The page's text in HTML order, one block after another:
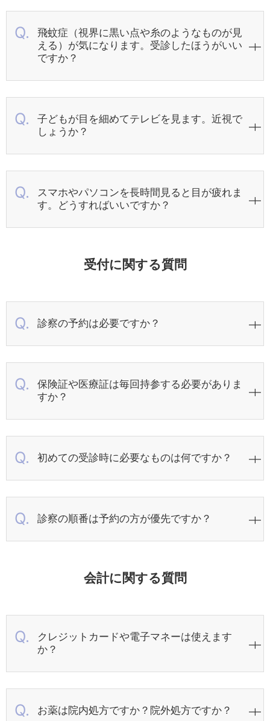
飛蚊症（視界に黒い点や糸のようなものが見
える）が気になります。受診したほうがいい
ですか？
子どもが目を細めてテレビを見ます。近視で
しょうか？
スマホやパソコンを長時間見ると目が疲れま
す。どうすればいいですか？
受付に関する質問
診察の予約は必要ですか？
保険証や医療証は毎回持参する必要がありま
すか？
初めての受診時に必要なものは何ですか？
診察の順番は予約の方が優先ですか？
会計に関する質問
クレジットカードや電子マネーは使えます
か？
お薬は院内処方ですか？院外処方ですか？